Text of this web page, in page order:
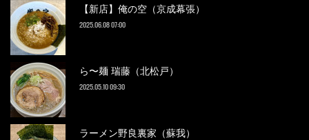
【新店】俺の空（京成幕張）
2025.06.08 07:00
ら〜麺 瑞藤（北松戸）
2025.05.10 09:30
ラーメン野良裏家（蘇我）